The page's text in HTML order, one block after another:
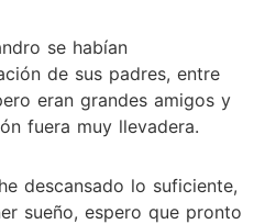
se habían
de sus padres, entre
eran grandes amigos y
fuera muy llevadera.
descansado lo suficiente,
sueño, espero que pronto